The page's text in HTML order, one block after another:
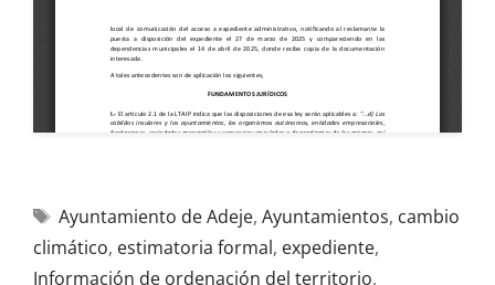
Ayuntamiento de Adeje, Ayuntamientos, cambio
climático, estimatoria formal, expediente,
Información de ordenación del territorio,